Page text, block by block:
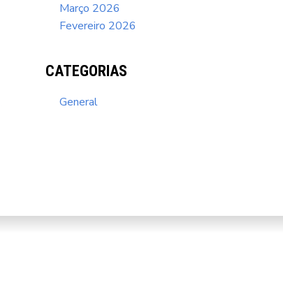
Março 2026
Fevereiro 2026
CATEGORIAS
General